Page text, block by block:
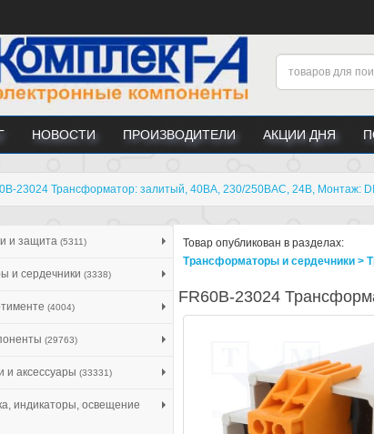
НОВОСТИ ПРОИЗВОДИТЕЛИ АКЦИИ ДНЯ
23024 Трансформатор: залитый, 40ВА, 230/250ВAC, 24В, Монтаж:
и защита (5311)
и сердечники (3338)
(4004)
(29763)
и аксессуары (33331)
индикаторы, освещение
Товар опубликован в разделах:
Трансформаторы и сердечники >
FR60B-23024